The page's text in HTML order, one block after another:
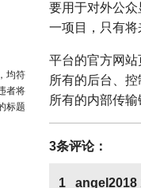
要用于对外公
一项目，只有
平台的官方网
所有的后台、
所有的内部传
3条评论：
1 angel2018
均符
者将
标题